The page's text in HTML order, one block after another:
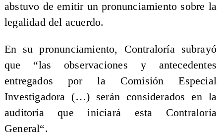
abstuvo de emitir un pronunciamiento sobre la
legalidad del acuerdo.
En su pronunciamiento, Contraloría subrayó
que “las observaciones y antecedentes
entregados por la Comisión Especial
Investigadora (…) serán considerados en la
auditoría que iniciará esta Contraloría
General“.